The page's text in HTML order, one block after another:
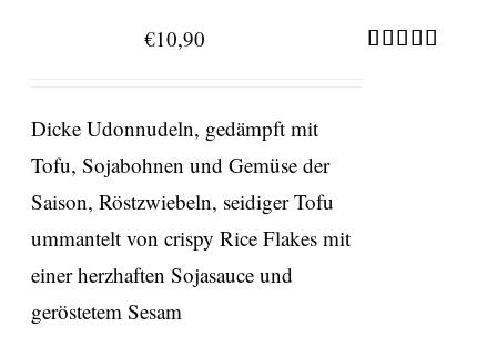
€10,90
Dicke Udonnudeln, gedämpft mit
Tofu, Sojabohnen und Gemüse der
Saison, Röstzwiebeln, seidiger Tofu
ummantelt von crispy Rice Flakes mit
einer herzhaften Sojasauce und
geröstetem Sesam